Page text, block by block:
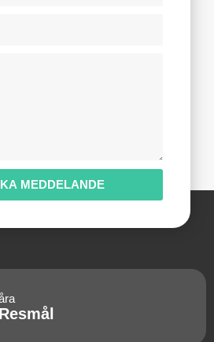
MEDDELANDE